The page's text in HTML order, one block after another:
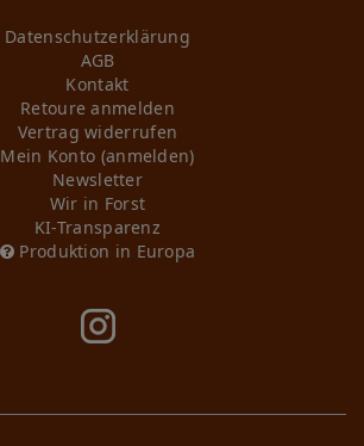
Daten­schutz­erklärung
AGB
Kontakt
Retoure anmelden
Vertrag widerrufen
Mein Konto (anmelden)
Newsletter
Wir in Forst
KI-Transparenz
Produktion in Europa